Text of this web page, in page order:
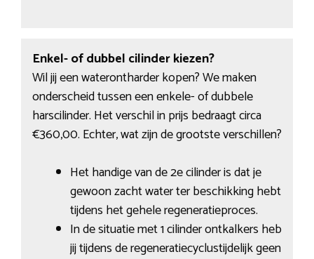
Enkel- of dubbel cilinder kiezen?
Wil jij een waterontharder kopen? We maken
onderscheid tussen een enkele- of dubbele
harscilinder. Het verschil in prijs bedraagt circa
€360,00. Echter, wat zijn de grootste verschillen?
Het handige van de 2e cilinder is dat je
gewoon zacht water ter beschikking hebt
tijdens het gehele regeneratieproces.
In de situatie met 1 cilinder ontkalkers heb
jij tijdens de regeneratiecyclustijdelijk geen